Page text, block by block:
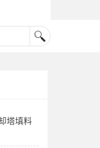
塔填料